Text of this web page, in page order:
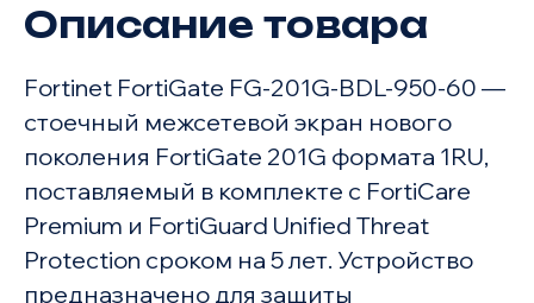
Товар
Характеристики
Описание товара
Fortinet FortiGate FG-201G-BDL-950-60 —
стоечный межсетевой экран нового
поколения FortiGate 201G формата 1RU,
поставляемый в комплекте с FortiCare
Premium и FortiGuard Unified Threat
Protection сроком на 5 лет. Устройство
предназначено для защиты